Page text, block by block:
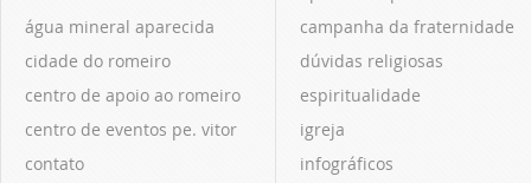
água mineral aparecida
cidade do romeiro
centro de apoio ao romeiro
centro de eventos pe. vitor
contato
campanha da fraternidade
dúvidas religiosas
espiritualidade
igreja
infográficos